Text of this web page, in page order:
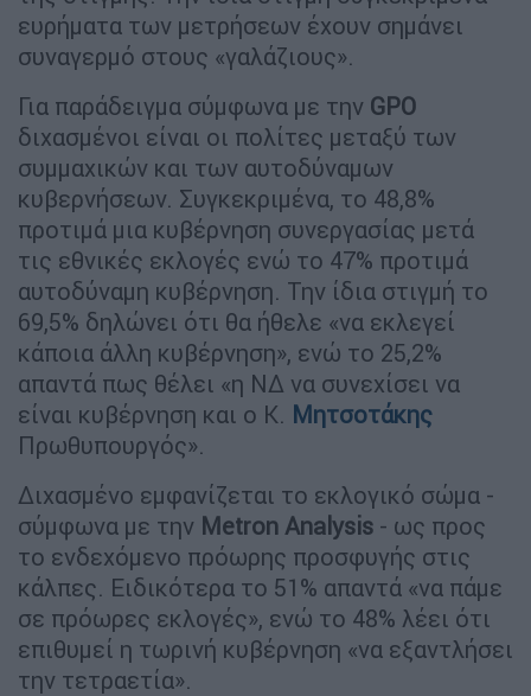
ευρήματα των μετρήσεων έχουν σημάνει
συναγερμό στους «γαλάζιους».
Για παράδειγμα σύμφωνα με την GPO
διχασμένοι είναι οι πολίτες μεταξύ των
συμμαχικών και των αυτοδύναμων
κυβερνήσεων. Συγκεκριμένα, το 48,8%
προτιμά μια κυβέρνηση συνεργασίας μετά
τις εθνικές εκλογές ενώ το 47% προτιμά
αυτοδύναμη κυβέρνηση. Την ίδια στιγμή το
69,5% δηλώνει ότι θα ήθελε «να εκλεγεί
κάποια άλλη κυβέρνηση», ενώ το 25,2%
απαντά πως θέλει «η ΝΔ να συνεχίσει να
είναι κυβέρνηση και ο Κ. Μητσοτάκης
Πρωθυπουργός».
Διχασμένο εμφανίζεται το εκλογικό σώμα -
σύμφωνα με την Metron Analysis - ως προς
το ενδεχόμενο πρόωρης προσφυγής στις
κάλπες. Ειδικότερα το 51% απαντά «να πάμε
σε πρόωρες εκλογές», ενώ το 48% λέει ότι
επιθυμεί η τωρινή κυβέρνηση «να εξαντλήσει
την τετραετία».